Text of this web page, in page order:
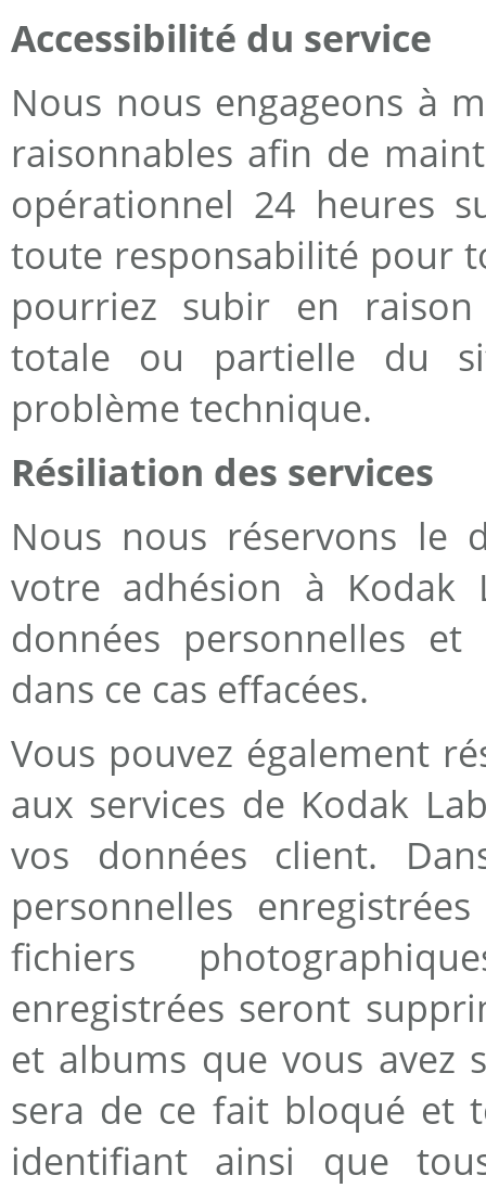
Accessibilité du service
Nous nous engageons à
raisonnables afin de
opérationnel 24 heures
toute responsabilité pour
pourriez subir en
totale ou partielle du
problème technique.
Résiliation des services
Nous nous réservons
votre adhésion à Kodak
données personnelles
dans ce cas effacées.
Vous pouvez également
aux services de Kodak
vos données client.
personnelles
fichiers
enregistrées seront
et albums que vous avez
sera de ce fait bloqué et
identifiant ainsi que